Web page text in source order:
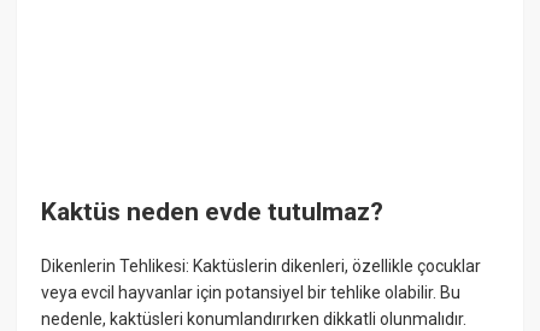
Kaktüs neden evde tutulmaz?
Dikenlerin Tehlikesi: Kaktüslerin dikenleri, özellikle çocuklar
veya evcil hayvanlar için potansiyel bir tehlike olabilir. Bu
nedenle, kaktüsleri konumlandırırken dikkatli olunmalıdır.